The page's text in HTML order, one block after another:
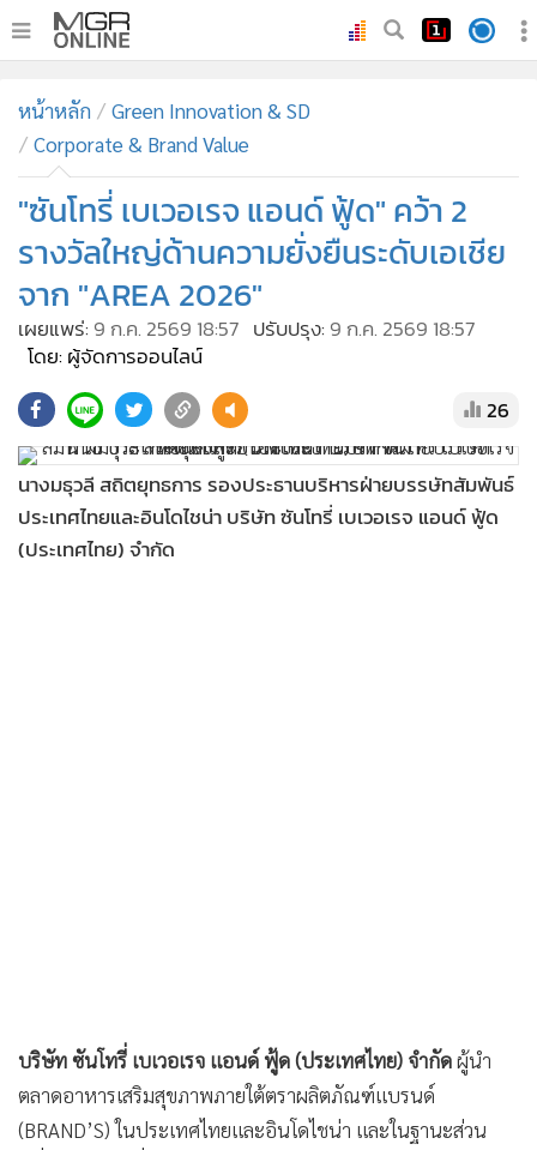
ทันเหตุการณ์
ภาคใต้
• ภูมิภาค
• Online Section
•
ผู้จัดการรายวัน
คอลัมนิสต์
• ละคร
• CbizReview
• Cyber BIZ
• ผู้จัดกวน
• Good health & Well-being
• Motoring
• เกม
• วิทยาศาสตร์
หน้าหลัก
Green Innovation & SD
Corporate & Brand Value
"ซันโทรี่ เบเวอเรจ แอนด์ ฟู้ด" คว้า 2
รางวัลใหญ่ด้านความยั่งยืนระดับเอเชีย
จาก "AREA 2026"
เผยแพร่: 9 ก.ค. 2569 18:57 ปรับปรุง: 9 ก.ค. 2569 18:57
โดย: ผู้จัดการออนไลน์
26
นางมธุวลี สถิตยุทธการ รองประธานบริหารฝ่ายบรรษัทสัมพันธ์
ประเทศไทยและอินโดไชน่า บริษัท ซันโทรี่ เบเวอเรจ แอนด์ ฟู้ด
(ประเทศไทย) จำกัด
บริษัท ซันโทรี่ เบเวอเรจ แอนด์ ฟู้ด (ประเทศไทย) จำกัดผู้นำ
ตลาดอาหารเสริมสุขภาพภายใต้ตราผลิตภัณฑ์แบรนด์
(BRAND’S) ในประเทศไทยและอินโดไชน่า และในฐานะส่วน